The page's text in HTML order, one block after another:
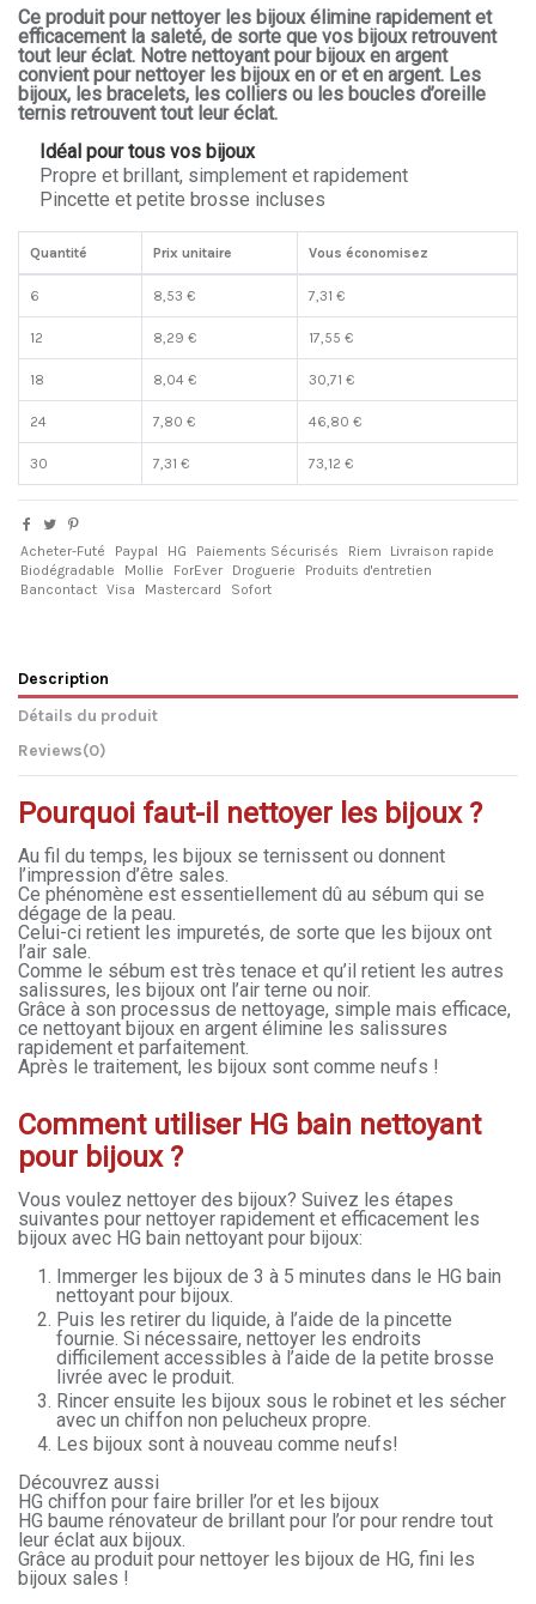
Ce produit pour nettoyer les bijoux élimine rapidement et
efficacement la saleté, de sorte que vos bijoux retrouvent
tout leur éclat. Notre nettoyant pour bijoux en argent
convient pour nettoyer les bijoux en or et en argent. Les
bijoux, les bracelets, les colliers ou les boucles d’oreille
ternis retrouvent tout leur éclat.
Idéal pour tous vos bijoux
Propre et brillant, simplement et rapidement
Pincette et petite brosse incluses
Quantité Prix unitaire Vous économisez
6 8,53 € 7,31 €
12 8,29 € 17,55 €
18 8,04 € 30,71 €
24 7,80 € 46,80 €
30 7,31 € 73,12 €
Acheter-Futé Paypal HG Paiements Sécurisés Riem
Livraison rapide
Biodégradable
Mollie ForEver Droguerie
Produits d'entretien
Bancontact Visa Mastercard Sofort
Description
Détails du produit
Reviews(0)
Pourquoi faut-il nettoyer les bijoux ?
Au fil du temps, les bijoux se ternissent ou donnent
l’impression d’être sales.
Ce phénomène est essentiellement dû au sébum qui se
dégage de la peau.
Celui-ci retient les impuretés, de sorte que les bijoux ont
l’air sale.
Comme le sébum est très tenace et qu’il retient les autres
salissures, les bijoux ont l’air terne ou noir.
Grâce à son processus de nettoyage, simple mais efficace,
ce nettoyant bijoux en argent élimine les salissures
rapidement et parfaitement.
Après le traitement, les bijoux sont comme neufs !
Comment utiliser HG bain nettoyant
pour bijoux ?
Vous voulez nettoyer des bijoux? Suivez les étapes
suivantes pour nettoyer rapidement et efficacement les
bijoux avec HG bain nettoyant pour bijoux:
Immerger les bijoux de 3 à 5 minutes dans le HG bain
nettoyant pour bijoux.
Puis les retirer du liquide, à l’aide de la pincette
fournie. Si nécessaire, nettoyer les endroits
difficilement accessibles à l’aide de la petite brosse
livrée avec le produit.
Rincer ensuite les bijoux sous le robinet et les sécher
avec un chiffon non pelucheux propre.
Les bijoux sont à nouveau comme neufs!
Découvrez aussi
HG chiffon pour faire briller l’or et les bijoux
HG baume rénovateur de brillant pour l’or pour rendre tout
leur éclat aux bijoux.
Grâce au produit pour nettoyer les bijoux de HG, fini les
bijoux sales !